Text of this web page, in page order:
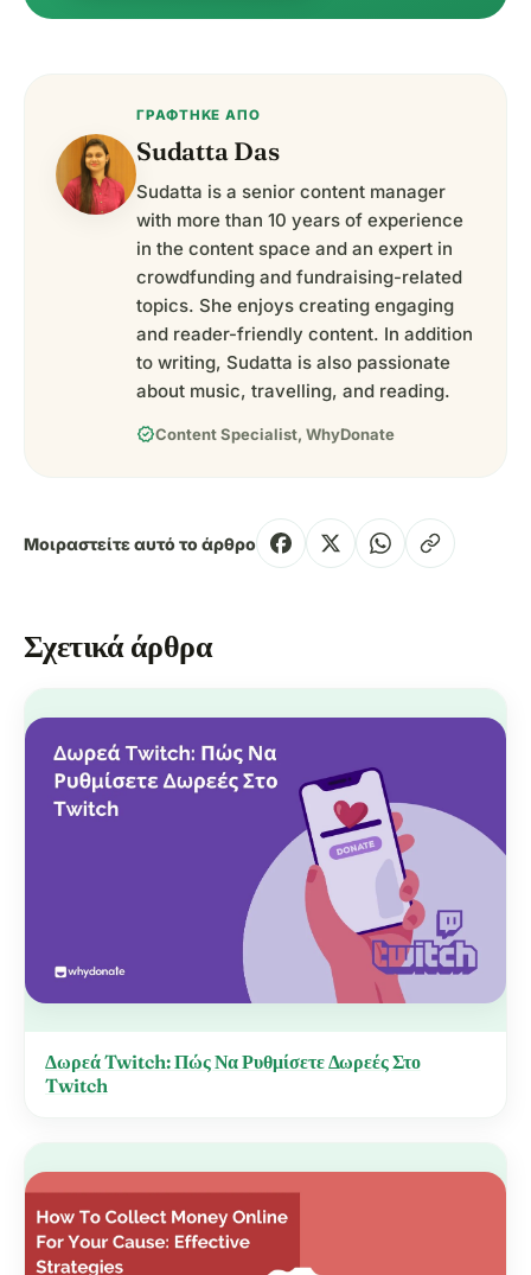
ΓΡΆΦΤΗΚΕ ΑΠΌ
Sudatta Das
Sudatta is a senior content manager
with more than 10 years of experience
in the content space and an expert in
crowdfunding and fundraising-related
topics. She enjoys creating engaging
and reader-friendly content. In addition
to writing, Sudatta is also passionate
about music, travelling, and reading.
verifiedContent Specialist, WhyDonate
Μοιραστείτε αυτό το άρθρο
Σχετικά άρθρα
Δωρεά Twitch: Πώς Να Ρυθμίσετε Δωρεές Στο
Twitch